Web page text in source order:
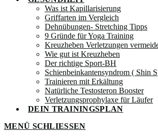
Was ist Kapillarisierung
Griffarten im Vergleich
Dehnübungen- Stretching Tipps
9 Gründe für Yoga Training
Kreuzheben Verletzungen
Wie gut ist Kreuzheben
Der richtige Sport-BH
Schienbeinkantensyndrom ( Shin
Trainieren mit Erkältung
Natürliche Testosteron Booster
Verletzungsprophylaxe für Läufer
DEIN TRAININGSPLAN
MENÜ SCHLIESSEN